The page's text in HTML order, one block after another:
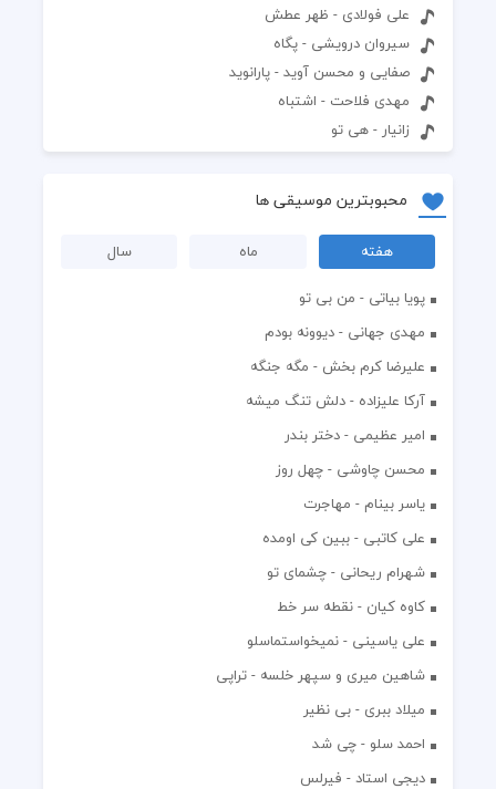
علی فولادی - ظهر عطش
سیروان درویشی - پگاه
صفایی و محسن آوید - پارانوید
مهدی فلاحت - اشتباه
زانیار - هی تو
محبوبترین موسیقی ها
هفته ماه
سال
پویا بیاتی - من بی تو
مهدی جهانی - دیوونه بودم
علیرضا کرم بخش - مگه جنگه
آرکا علیزاده - دلش تنگ میشه
امیر عظیمی - دختر بندر
محسن چاوشی - چهل روز
یاسر بینام - مهاجرت
علی کاتبی - ببین کی اومده
شهرام ریحانی - چشمای تو
کاوه کیان - نقطه سر خط
علی یاسینی - نمیخواستماسلو
شاهین میری و سپهر خلسه - تراپی
میلاد ببری - بی نظیر
احمد سلو - چی شد
دیجی استاد - فیرلس